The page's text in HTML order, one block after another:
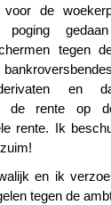
voor de
poging
tegen
en
de rente op
rente. Ik
en ik
tegen de